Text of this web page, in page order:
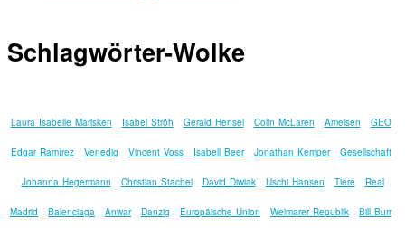
Schlagwörter-Wolke
Laura Isabelle Marisken Isabel Ströh Gerald Hensel Colin McLaren Ameisen GEO
Edgar Ramírez Venedig Vincent Voss Isabell Beer Jonathan Kemper Gesellschaft
Johanna Hegermann Christian Stachel David Diwiak Uschi Hansen Tiere Real
Madrid Balenciaga Anwar Danzig Europäische Union Weimarer Republik Bill Burr